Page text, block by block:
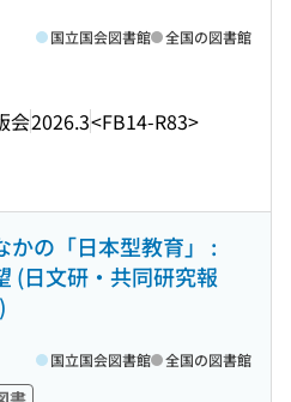
会2026.3<FB14-R83>
国立国会図書館 全国の図書館
かの「日本型教育」 :
(日文研・共同研究報
国立国会図書館 全国の図書館